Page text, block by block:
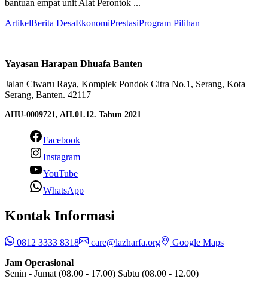
bantuan empat unit Alat Perontok ...
ArtikelBerita DesaEkonomiPrestasiProgram Pilihan
Yayasan Harapan Dhuafa Banten
Jalan Ciwaru Raya, Komplek Pondok Citra No.1, Serang, Kota
Serang, Banten. 42117
AHU-0009721, AH.01.12. Tahun 2021
Facebook
Instagram
YouTube
WhatsApp
Kontak Informasi
0812 3333 8318 care@lazharfa.org
Google Maps
Jam Operasional
Senin - Jumat (08.00 - 17.00) Sabtu (08.00 - 12.00)